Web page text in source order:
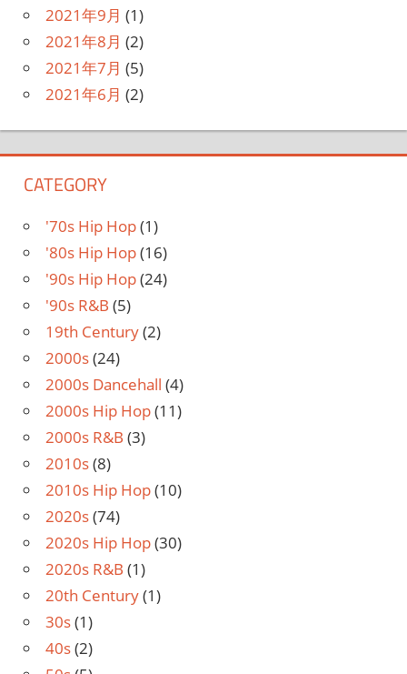
2021年9月 (1)
2021年8月 (2)
2021年7月 (5)
2021年6月 (2)
CATEGORY
'70s Hip Hop(1)
'80s Hip Hop(16)
'90s Hip Hop(24)
'90s R&B (5)
19th Century(2)
2000s(24)
2000s Dancehall (4)
2000s Hip Hop(11)
2000s R&B (3)
2010s(8)
2010s Hip Hop(10)
2020s(74)
2020s Hip Hop(30)
2020s R&B (1)
20th Century(1)
30s(1)
40s(2)